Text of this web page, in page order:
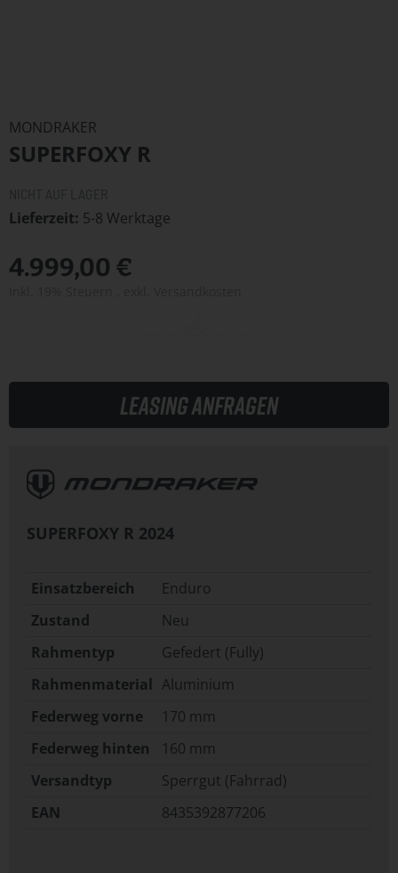
der
Bildergalerie
MONDRAKER
SUPERFOXY R
Lieferzeit 5-8 Werktage
4.999,00 €
Leasing anfragen
SUPERFOXY R 2024
Einsatzbereich
Enduro
Zustand
Neu
Rahmentyp
Gefedert (Fully)
Rahmenmaterial Aluminium
Federweg vorne
170 mm
Federweg hinten
160 mm
Versandtyp
Sperrgut (Fahrrad)
EAN
8435392877206